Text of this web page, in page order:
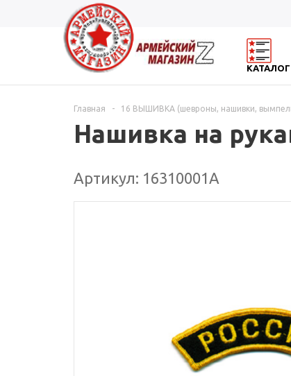
КАТАЛОГ
Главная - 16 ВЫШИВКА (шевроны, нашивки,
Нашивка на
Артикул: 16310001А